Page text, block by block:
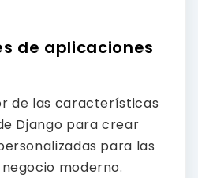
de aplicaciones
de las características
Django para crear
para las
moderno.